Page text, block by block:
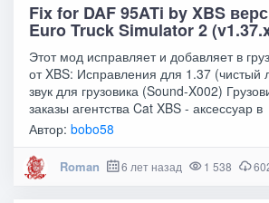
Fix for DAF 95ATi by XBS
Euro Truck Simulator 2
Этот мод исправляет и добавляет в
от XBS: Исправления для 1.37 (чистый
звук для грузовика (Sound-X002)
заказы агентства Cat XBS - аксессуар в
Автор:bobo58
Roman 6 лет назад 1 538